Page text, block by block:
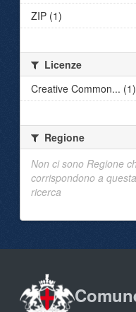
ZIP (1)
Licenze
Creative Common... (1)
Regione
Non ci sono Regione
corrispondono a questa
ricerca